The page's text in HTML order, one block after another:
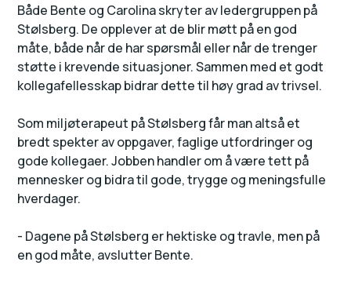
Både Bente og Carolina skryter av ledergruppen på
Stølsberg. De opplever at de blir møtt på en god
måte, både når de har spørsmål eller når de trenger
støtte i krevende situasjoner. Sammen med et godt
kollegafellesskap bidrar dette til høy grad av trivsel.
Som miljøterapeut på Stølsberg får man altså et
bredt spekter av oppgaver, faglige utfordringer og
gode kollegaer. Jobben handler om å være tett på
mennesker og bidra til gode, trygge og meningsfulle
hverdager.
- Dagene på Stølsberg er hektiske og travle, men på
en god måte, avslutter Bente.